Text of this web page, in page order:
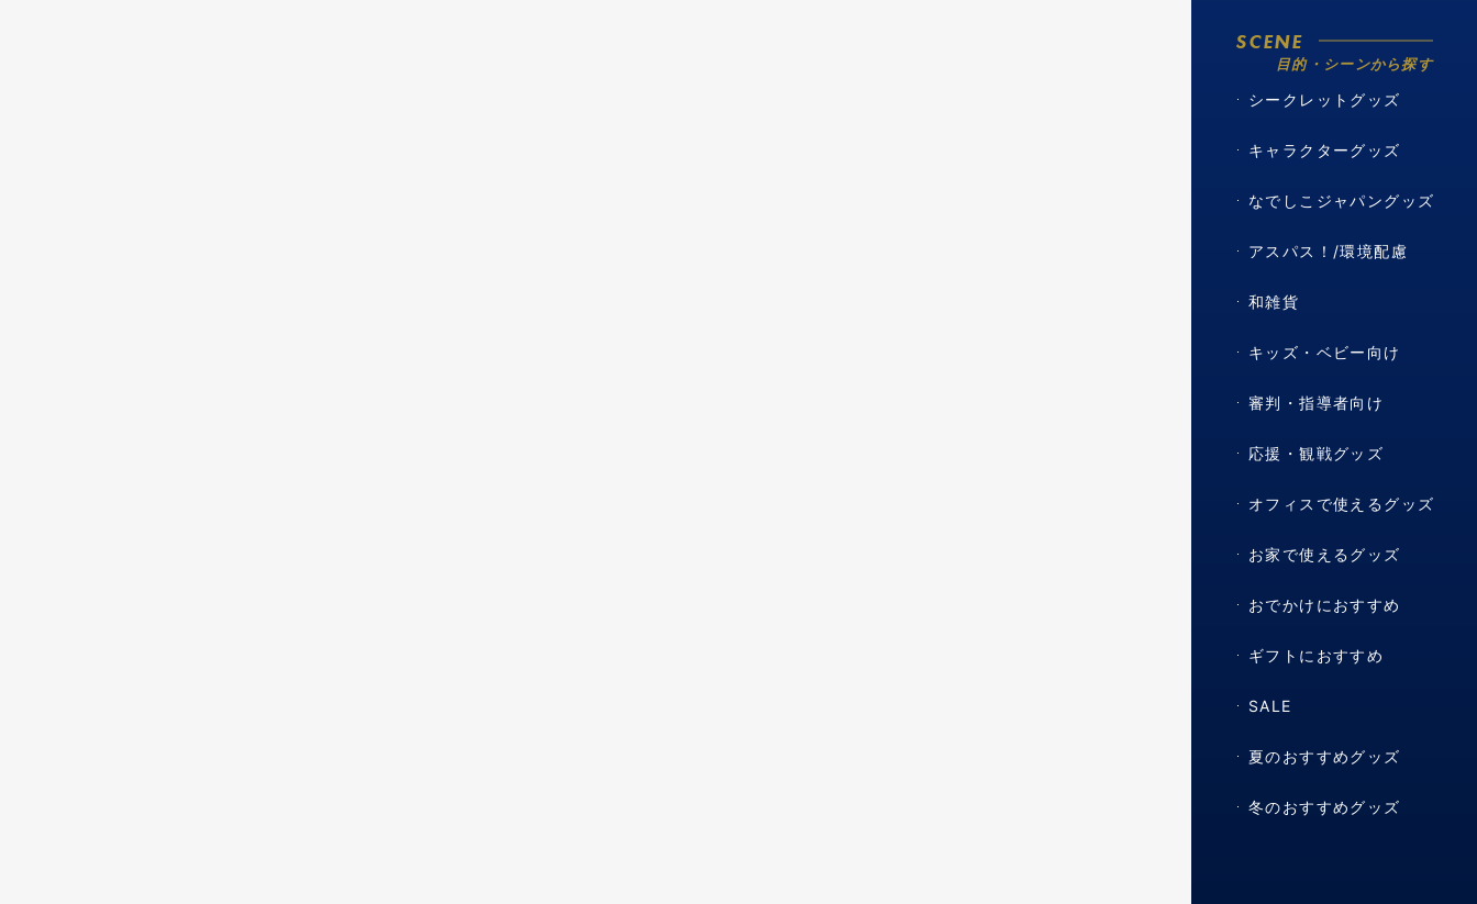
SCENE
目的・シーンから探す
シークレットグッズ
キャラクターグッズ
なでしこジャパングッズ
アスパス！/環境配慮
和雑貨
キッズ・ベビー向け
審判・指導者向け
応援・観戦グッズ
オフィスで使えるグッズ
お家で使えるグッズ
おでかけにおすすめ
ギフトにおすすめ
SALE
夏のおすすめグッズ
冬のおすすめグッズ